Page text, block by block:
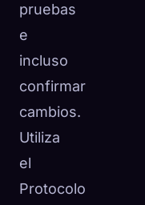
pruebas
e
incluso
confirmar
cambios.
Utiliza
el
Protocolo